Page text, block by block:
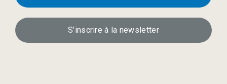
S’inscrire à la newsletter